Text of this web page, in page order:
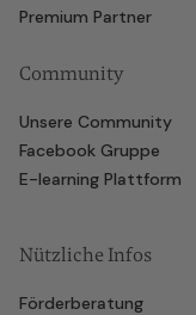
Premium Partner
Community
Unsere Community
Facebook Gruppe
E-learning Plattform
Nützliche Infos
Förderberatung